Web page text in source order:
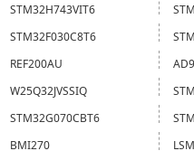
STM32H743VIT6
STM32F030C8T6
REF200AU
W25Q32JVSSIQ
STM32G070CBT6
BMI270